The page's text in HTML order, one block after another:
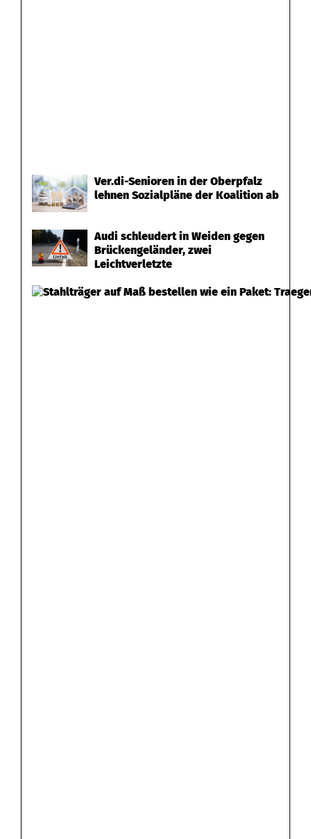
Ver.di-Senioren in der Oberpfalz
lehnen Sozialpläne der Koalition ab
Audi schleudert in Weiden gegen
Brückengeländer, zwei
Leichtverletzte